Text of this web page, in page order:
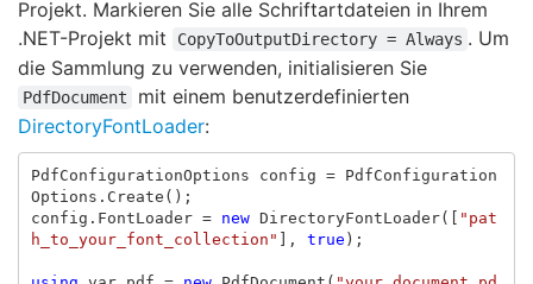
Projekt. Markieren Sie alle Schriftartdateien in Ihrem
.NET-Projekt mit
CopyToOutputDirectory = Always . Um
die Sammlung zu verwenden, initialisieren Sie
PdfDocument
mit einem benutzerdefinierten
DirectoryFontLoader:
PdfConfigurationOptions config =
PdfConfiguration
Options . Create ();
config . FontLoader = new DirectoryFontLoader([
"pat
h_to_your_font_collection" ], true );